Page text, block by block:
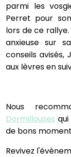
parmi les
Perret pour
lors de ce
anxieuse sur
conseils avisés,
aux lèvres en
Nous
Dormillouses
de bons
Revivez